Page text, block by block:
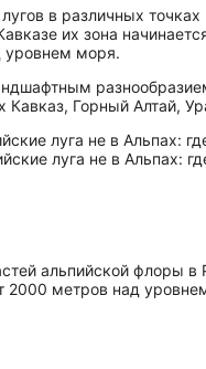
в различных
их зона
моря.
Горный Алтай,
альпийской флоры
2000 метров над